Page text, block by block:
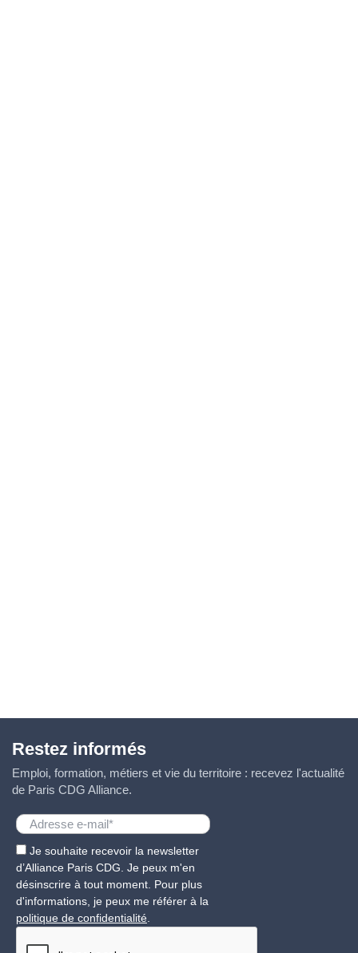
Restez informés
Emploi, formation, métiers et vie du territoire : recevez l'actualité
de Paris CDG Alliance.
Je souhaite recevoir la newsletter
d’Alliance Paris CDG. Je peux m'en
désinscrire à tout moment. Pour plus
d'informations, je peux me référer à la
politique de confidentialité